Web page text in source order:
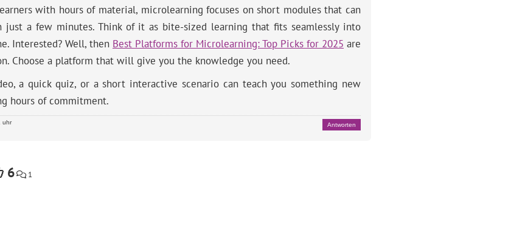
with hours of material, microlearning focuses on short modules that can
just a few minutes. Think of it as bite-sized learning that fits seamlessly into
Interested? Well, then Best Platforms for Microlearning: Top Picks for 2025 are
Choose a platform that will give you the knowledge you need.
a quick quiz, or a short interactive scenario can teach you something new
hours of commitment.
uhr Antworten
6 1